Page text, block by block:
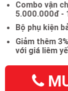
Combo vận
5.000.000đ -
Bộ phụ kiện
Giảm thêm
với giá liêm